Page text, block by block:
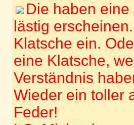
Die haben
lästig
Klatsche ein.
eine Klatsche,
Verständnis
Wieder ein toller
Feder!